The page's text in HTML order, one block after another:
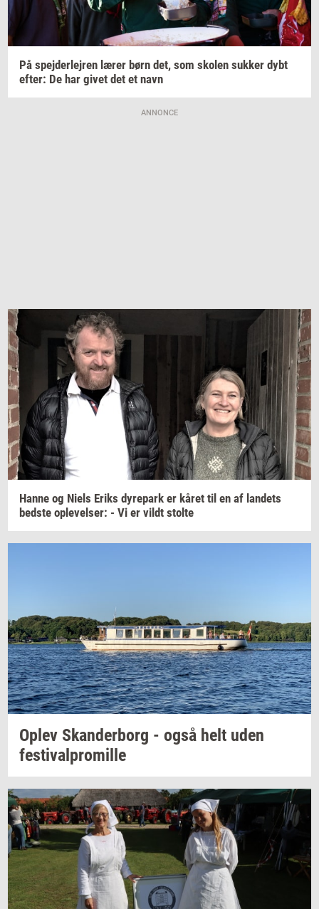
På spej­der­lej­ren lærer børn det, som sko­len suk­ker dybt
efter: De har givet det et navn
ANNONCE
Hanne og Niels Eriks dy­re­park er kåret til en af lan­dets
bed­ste op­le­vel­ser: - Vi er vildt stol­te
Oplev Skan­der­borg - også helt uden
festi­val­pro­mil­le